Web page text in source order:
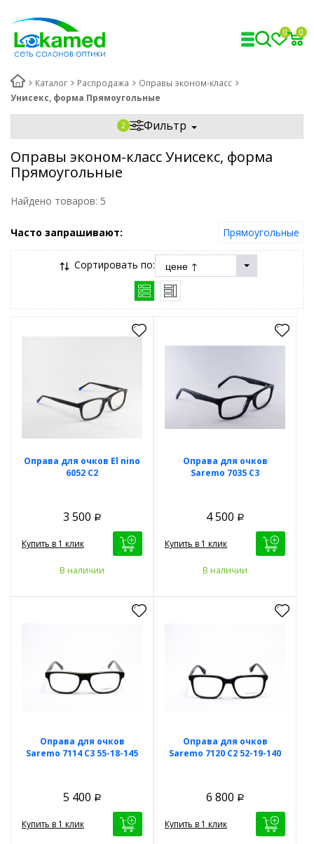
0 0
Каталог Распродажа
Оправы эконом-класс
Унисекс, форма Прямоугольные
Фильтр
Оправы эконом-класс Унисекс, форма
Прямоугольные
Найдено товаров: 5
Часто запрашивают: Прямоугольные
Сортировать по:
Оправа для очков El nino
6052 C2
3 500 Р
Купить в 1 клик
В наличии
Оправа для очков
Saremo 7035 C3
4 500 Р
Купить в 1 клик
В наличии
Оправа для очков
Saremo 7114 C3 55-18-145
5 400 Р
Купить в 1 клик
Оправа для очков
Saremo 7120 C2 52-19-140
6 800 Р
Купить в 1 клик